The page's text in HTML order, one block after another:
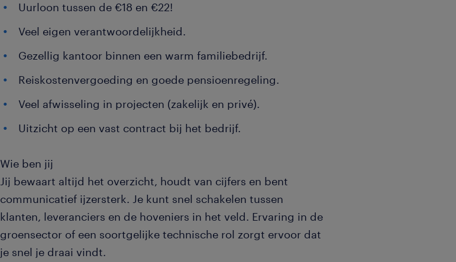
Uurloon tussen de €18 en €22!
Veel eigen verantwoordelijkheid.
Gezellig kantoor binnen een warm familiebedrijf.
Reiskostenvergoeding en goede pensioenregeling.
Veel afwisseling in projecten (zakelijk en privé).
Uitzicht op een vast contract bij het bedrijf.
Wie ben jij
Jij bewaart altijd het overzicht, houdt van cijfers en bent
communicatief ijzersterk. Je kunt snel schakelen tussen
klanten, leveranciers en de hoveniers in het veld. Ervaring in de
groensector of een soortgelijke technische rol zorgt ervoor dat
je snel je draai vindt.